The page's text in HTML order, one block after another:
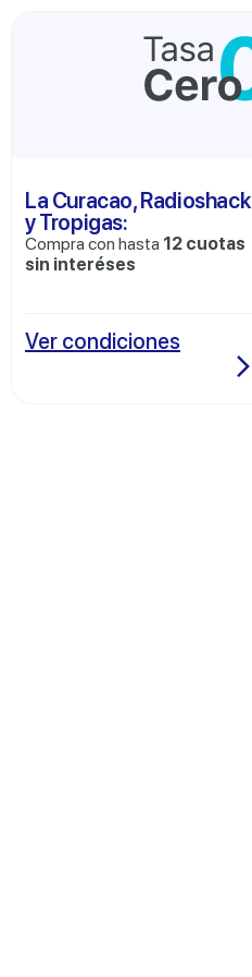
La Curacao, Radioshack
y Tropigas:
Compra con hasta 12 cuotas
sin interéses
Ver condiciones